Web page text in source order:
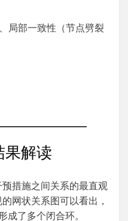
局部一致性（节点劈裂
解读
措施之间关系的最直观
网状关系图可以看出，
成了多个闭合环。